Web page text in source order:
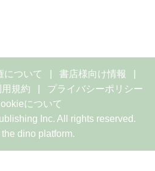
について
書店様向け情報
規約
プライバシーポリシー
について
Inc. All rights reserved.
the dino platform.